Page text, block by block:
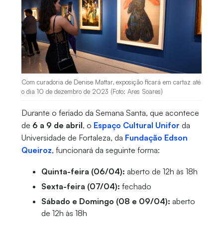
Com curadoria de Denise Mattar, exposição ficará em cartaz até
o dia 10 de dezembro de 2023 (Foto: Ares Soares)
Durante o feriado da Semana Santa, que acontece
de 6 a 9 de abril, o Espaço Cultural Unifor da
Universidade de Fortaleza, da Fundação Edson
Queiroz, funcionará da seguinte forma:
Quinta-feira (06/04): aberto de 12h às 18h
Sexta-feira (07/04): fechado
Sábado e Domingo (08 e 09/04): aberto
de 12h às 18h